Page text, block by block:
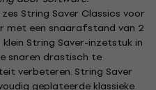
String Saver Classics voor
met een snaarafstand van 2
klein String Saver-inzetstuk in
snaren drastisch te
verbeteren. String Saver
geplateerde klassieke